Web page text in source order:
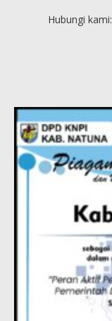
Hubungi kami: